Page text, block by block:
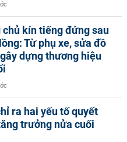
chủ kín tiếng đứng sau
Từ phụ xe, sửa đồ
dựng thương hiệu
ra hai yếu tố quyết
trưởng nửa cuối